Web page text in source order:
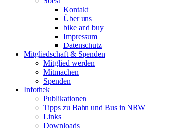
Kontakt
Über uns
bike and buy
Impressum
Datenschutz
Mitgliedschaft & Spenden
Mitglied werden
Mitmachen
Spenden
Infothek
Publikationen
Tipps zu Bahn und Bus in NRW
Links
Downloads